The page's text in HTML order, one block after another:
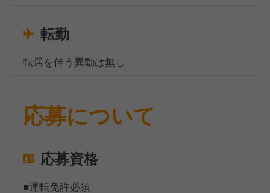
転勤
転居を伴う異動は無し
応募について
応募資格
■運転免許必須